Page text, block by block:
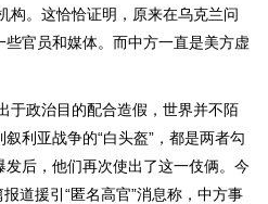
构。这恰恰证明，原来在乌克兰问
些官员和媒体。而中方一直是美方虚
政治目的配合造假，世界并不陌
利亚战争的“白头盔”，都是两者勾
发后，他们再次使出了这一伎俩。今
道援引“匿名高官”消息称，中方事